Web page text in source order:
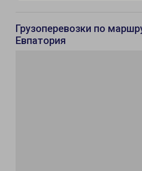
Грузоперевозки по
Евпатория